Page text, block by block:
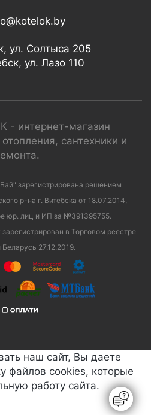
ул. Солтыса 205
ул. Лазо 110
- интернет-магазин
сантехники и
зарегистрирована решением
р-на г. Витебска от 18.07.2014,
юр. лиц и ИП за №391395755.
в Торговом реестре
27.12.2019.
наш сайт, Вы даете
файлов cookies, которые
работу сайта.